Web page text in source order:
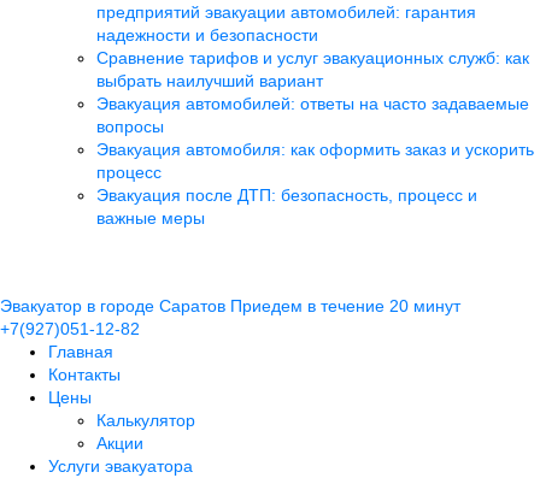
предприятий эвакуации автомобилей: гарантия
надежности и безопасности
Сравнение тарифов и услуг эвакуационных служб: как
выбрать наилучший вариант
Эвакуация автомобилей: ответы на часто задаваемые
вопросы
Эвакуация автомобиля: как оформить заказ и ускорить
процесс
Эвакуация после ДТП: безопасность, процесс и
важные меры
Эвакуатор в городе Саратов Приедем в течение 20 минут
+7(927)051-12-82
Главная
Контакты
Цены
Калькулятор
Акции
Услуги эвакуатора